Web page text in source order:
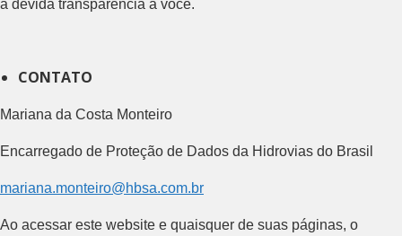
a devida transparência a você.
CONTATO
Mariana da Costa Monteiro
Encarregado de Proteção de Dados da Hidrovias do Brasil
mariana.monteiro@hbsa.com.br
Ao acessar este website e quaisquer de suas páginas, o